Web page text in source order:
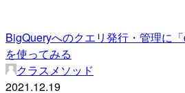
BigQueryへのクエリ発行・管理に
を使ってみる
クラスメソッド
2021.12.19